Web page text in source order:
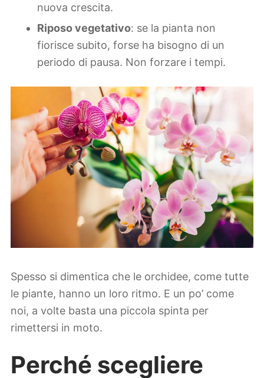
nuova crescita.
Riposo vegetativo: se la pianta non
fiorisce subito, forse ha bisogno di un
periodo di pausa. Non forzare i tempi.
Spesso si dimentica che le orchidee, come tutte
le piante, hanno un loro ritmo. E un po’ come
noi, a volte basta una piccola spinta per
rimettersi in moto.
Perché scegliere